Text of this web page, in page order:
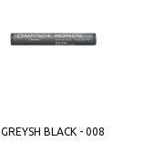
GREYSH BLACK - 008